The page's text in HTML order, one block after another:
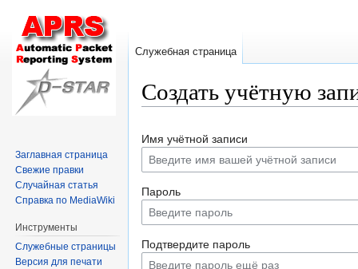
Создать учётную
к
навигации
к
поиску
Имя учётной записи
Пароль
Подтвердите пароль
Служебная страница
Заглавная страница
Свежие правки
Случайная статья
Справка по MediaWiki
Инструменты
Служебные страницы
Версия для печати